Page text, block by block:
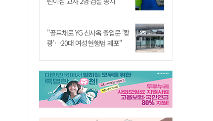
"골프채로 YG 신사옥 출입문 '쾅
쾅'…20대 여성 현행범 체포"